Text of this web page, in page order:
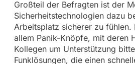
Großteil der Befragten ist der
Sicherheitstechnologien dazu
Arbeitsplatz sicherer zu fühlen.
allem Panik-Knöpfe, mit deren
Kollegen um Unterstützung
Funklösungen, die einen